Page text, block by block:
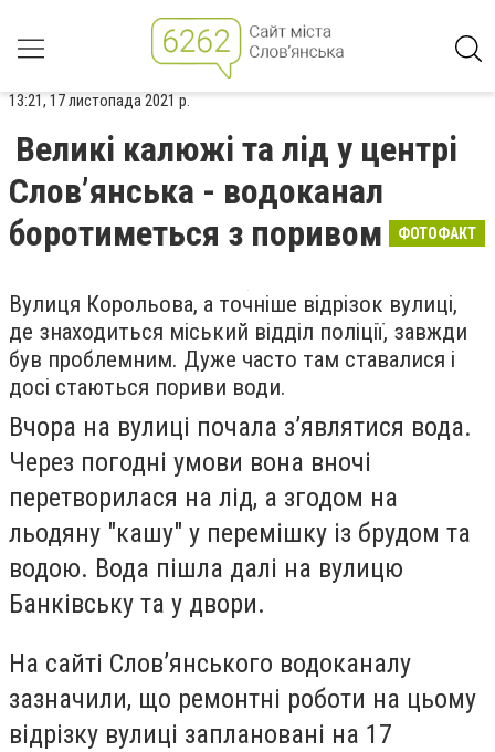
13:21, 17 листопада 2021 р.
Великі калюжі та лід у центрі
Слов’янська - водоканал
боротиметься з поривом
ФОТОФАКТ
Вулиця Корольова, а точніше відрізок вулиці,
де знаходиться міський відділ поліції, завжди
був проблемним. Дуже часто там ставалися і
досі стаються пориви води.
Вчора на вулиці почала з’являтися вода.
Через погодні умови вона вночі
перетворилася на лід, а згодом на
льодяну "кашу" у перемішку із брудом та
водою. Вода пішла далі на вулицю
Банківську та у двори.
На сайті Слов’янського водоканалу
зазначили, що ремонтні роботи на цьому
відрізку вулиці заплановані на 17